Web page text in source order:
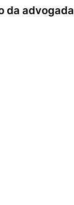
da advogada